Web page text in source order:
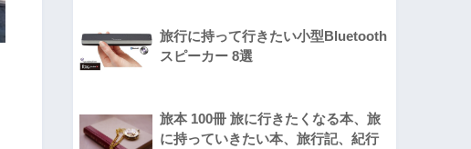
旅行に持って行きたい小型Bluetooth
スピーカー 8選
旅本 100冊 旅に行きたくなる本、旅
に持っていきたい本、旅行記、紀行